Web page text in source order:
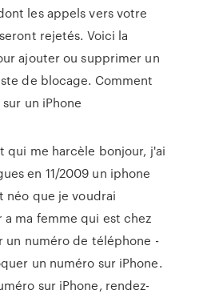
les appels vers votre
rejetés. Voici la
ajouter ou supprimer un
de blocage. Comment
un iPhone
qui me harcèle bonjour, j'ai
en 11/2009 un iphone
néo que je voudrai
ma femme qui est chez
numéro de téléphone -
un numéro sur iPhone.
sur iPhone, rendez-